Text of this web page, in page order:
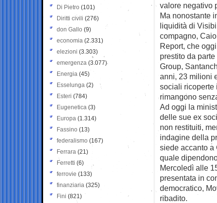
valore negativo
Ma nonostante
liquidità di
compagno,
Report, che
prestito da
Group,
anni, 23 milioni
sociali ricoperte
rimangono
Ad oggi la
delle sue ex
non restituiti,
indagine della
siede accanto a
quale
Mercoledì alle
presentata in
democratico,
ribadito.
Di Pietro (101)
Diritti civili (276)
don Gallo (9)
economia (2.331)
elezioni (3.303)
emergenza (3.077)
Energia (45)
Esselunga (2)
Esteri (784)
Eugenetica (3)
Europa (1.314)
Fassino (13)
federalismo (167)
Ferrara (21)
Ferretti (6)
ferrovie (133)
finanziaria (325)
Fini (821)